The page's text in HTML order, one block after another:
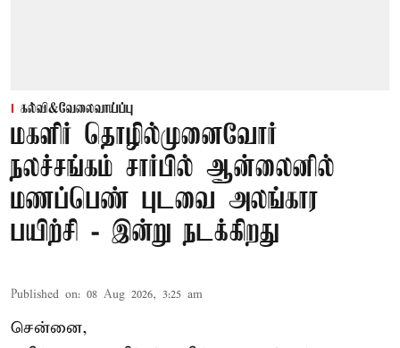
கல்வி&வேலைவாய்ப்பு
மகளிர் தொழில்முனைவோர்
நலச்சங்கம் சார்பில் ஆன்லைனில்
மணப்பெண் புடவை அலங்கார
பயிற்சி - இன்று நடக்கிறது
Published on: 08 Aug 2026, 3:25 am
சென்னை,